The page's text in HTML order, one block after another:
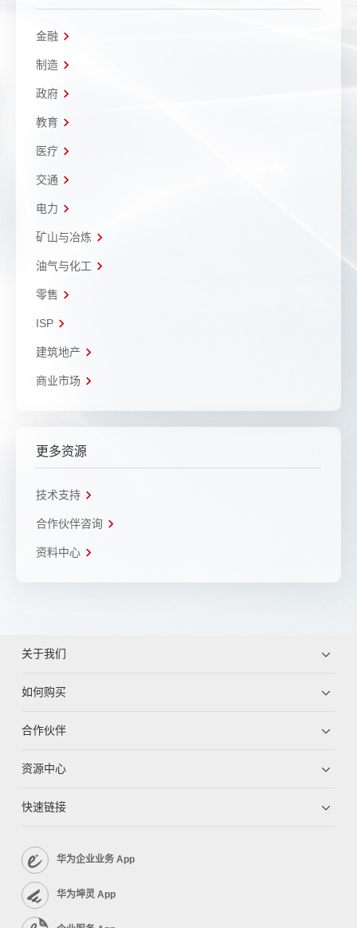
金融
制造
政府
教育
医疗
交通
电力
矿山与冶炼
油气与化工
零售
ISP
建筑地产
商业市场
更多资源
技术支持
合作伙伴咨询
资料中心
关于我们
如何购买
合作伙伴
资源中心
快速链接
华为企业业务 App
华为坤灵 App